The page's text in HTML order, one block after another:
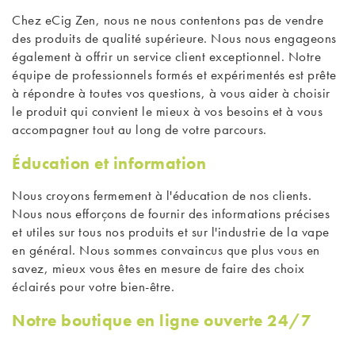
Chez eCig Zen, nous ne nous contentons pas de vendre
des produits de qualité supérieure. Nous nous engageons
également à offrir un service client exceptionnel. Notre
équipe de professionnels formés et expérimentés est prête
à répondre à toutes vos questions, à vous aider à choisir
le produit qui convient le mieux à vos besoins et à vous
accompagner tout au long de votre parcours.
Éducation et information
Nous croyons fermement à l'éducation de nos clients.
Nous nous efforçons de fournir des informations précises
et utiles sur tous nos produits et sur l'industrie de la vape
en général. Nous sommes convaincus que plus vous en
savez, mieux vous êtes en mesure de faire des choix
éclairés pour votre bien-être.
Notre boutique en ligne ouverte 24/7